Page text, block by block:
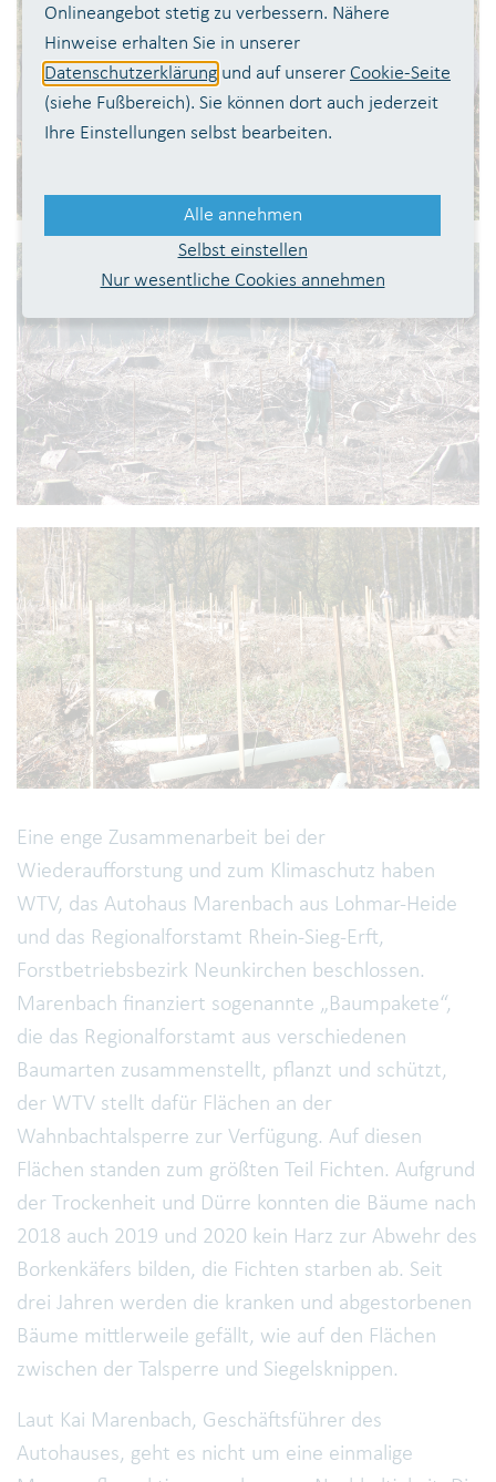
Eine enge Zusammenarbeit bei der
Wiederaufforstung und zum Klimaschutz haben
WTV, das Autohaus Marenbach aus Lohmar-Heide
und das Regionalforstamt Rhein-Sieg-Erft,
Forstbetriebsbezirk Neunkirchen beschlossen.
Marenbach finanziert sogenannte „Baumpakete“,
die das Regionalforstamt aus verschiedenen
Baumarten zusammenstellt, pflanzt und schützt,
der WTV stellt dafür Flächen an der
Wahnbachtalsperre zur Verfügung. Auf diesen
Flächen standen zum größten Teil Fichten. Aufgrund
der Trockenheit und Dürre konnten die Bäume nach
2018 auch 2019 und 2020 kein Harz zur Abwehr des
Borkenkäfers bilden, die Fichten starben ab. Seit
drei Jahren werden die kranken und abgestorbenen
Bäume mittlerweile gefällt, wie auf den Flächen
zwischen der Talsperre und Siegelsknippen.
Laut Kai Marenbach, Geschäftsführer des
Autohauses, geht es nicht um eine einmalige
Onlineangebot stetig zu verbessern. Nähere
Hinweise erhalten Sie in unserer
Datenschutzerklärung und auf unserer Cookie-Seite
(siehe Fußbereich). Sie können dort auch jederzeit
Ihre Einstellungen selbst bearbeiten.
Alle annehmen
Selbst einstellen
Nur wesentliche Cookies annehmen